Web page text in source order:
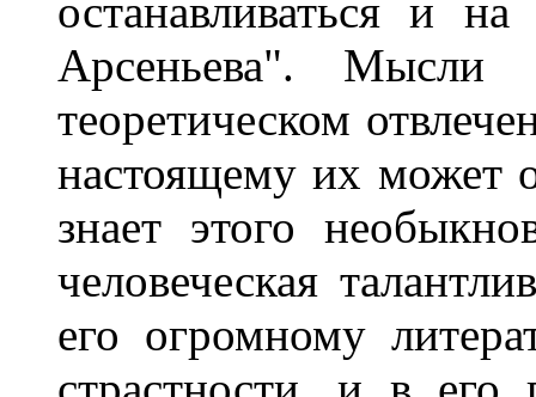
останавливаться и
Арсеньева".
теоретическом
настоящему их может
знает этого
человеческая
его огромному